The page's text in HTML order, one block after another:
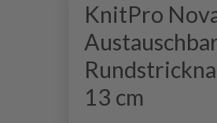
KnitPro
13 cm